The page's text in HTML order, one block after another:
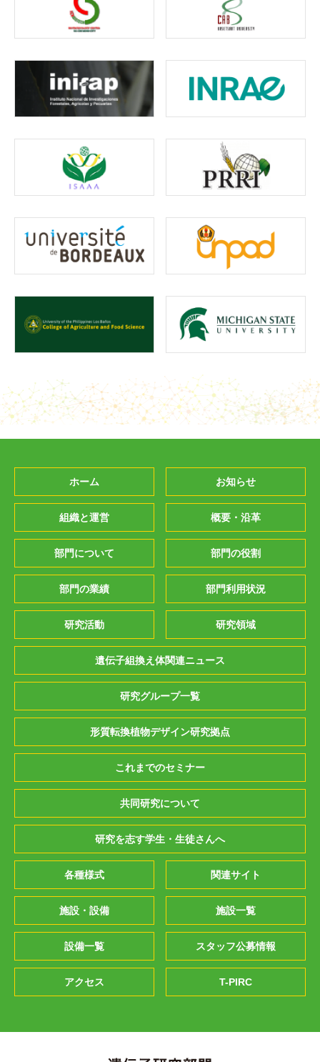
ホーム お知らせ
組織と運営 概要・沿革
部門について 部門の役割
部門の業績 部門利用状況
研究活動 研究領域
遺伝子組換え体関連ニュース
研究グループ一覧
形質転換植物デザイン研究拠点
これまでのセミナー
共同研究について
研究を志す学生・生徒さんへ
各種様式 関連サイト
施設・設備 施設一覧
設備一覧 スタッフ公募情報
アクセス T-PIRC